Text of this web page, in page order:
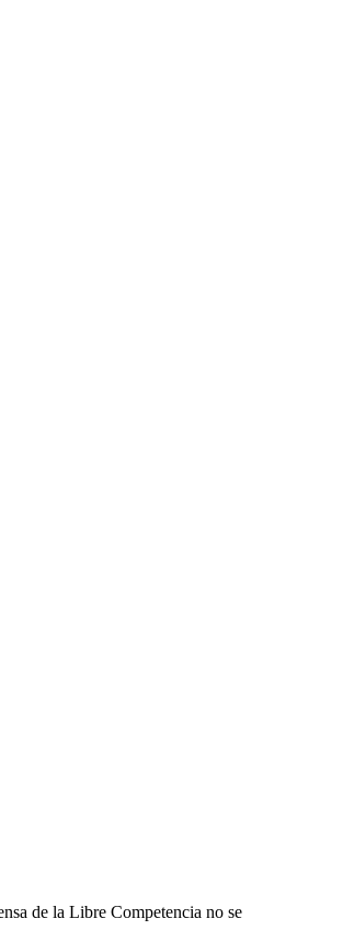
de la Libre Competencia no se